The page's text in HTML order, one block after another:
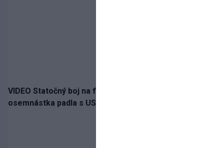
VIDEO Statočný boj na finále nestačil: Slovenská
osemnástka padla s USA a zabojuje o bronz